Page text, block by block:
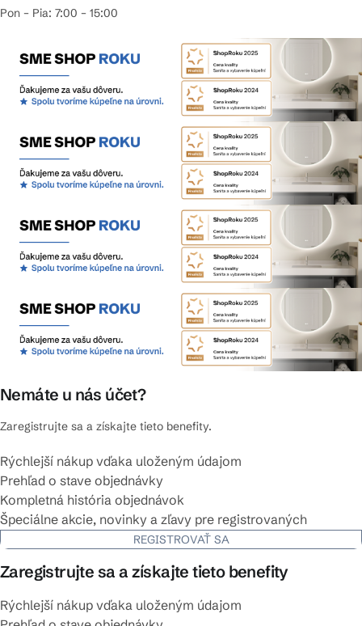
Pon – Pia: 7:00 – 15:00
Nemáte u nás účet?
Zaregistrujte sa a získajte tieto benefity.
Rýchlejší nákup vďaka uloženým údajom
Prehľad o stave objednávky
Kompletná história objednávok
Špeciálne akcie, novinky a zľavy pre registrovaných
REGISTROVAŤ SA
Zaregistrujte sa a získajte tieto benefity
Rýchlejší nákup vďaka uloženým údajom